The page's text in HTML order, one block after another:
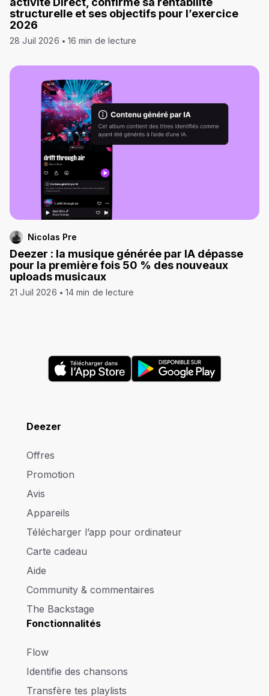
structurelle et ses objectifs pour l’exercice
2026
28 Juil 2026 16 min de lecture
Nicolas Pre
Deezer : la musique générée par IA dépasse
pour la première fois 50 % des nouveaux
uploads musicaux
21 Juil 2026 14 min de lecture
Deezer
Offres
Promotion
Avis
Appareils
Télécharger l’app pour ordinateur
Carte cadeau
Aide
Community & commentaires
The Backstage
Fonctionnalités
Flow
Identifie des chansons
Transfère tes playlists